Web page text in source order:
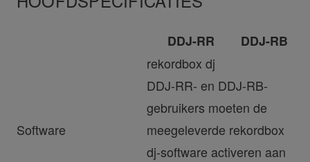
DDJ-RR DDJ-RB
Software
rekordbox dj
DDJ-RR- en DDJ-RB-
gebruikers moeten de
meegeleverde rekordbox
dj-software activeren aan